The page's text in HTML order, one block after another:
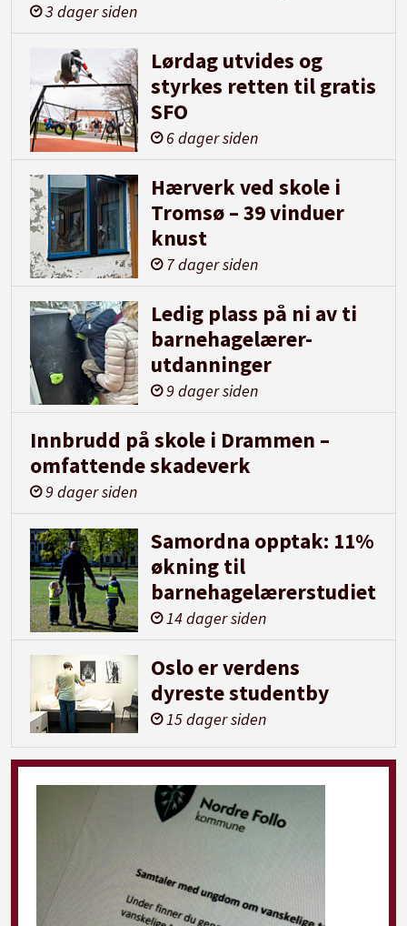
3 dager siden
Lørdag utvides og
styrkes retten til gratis
SFO
6 dager siden
Hærverk ved skole i
Tromsø – 39 vinduer
knust
7 dager siden
Ledig plass på ni av ti
barnehagelærer-
utdanninger
9 dager siden
Innbrudd på skole i Drammen –
omfattende skadeverk
9 dager siden
Samordna opptak: 11%
økning til
barnehagelærerstudiet
14 dager siden
Oslo er verdens
dyreste studentby
15 dager siden